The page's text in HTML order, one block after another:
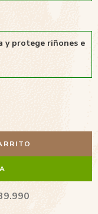
y protege riñones e